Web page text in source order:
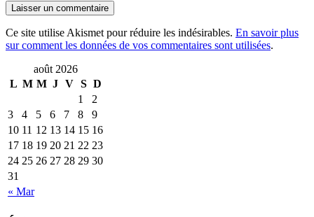
Ce site utilise Akismet pour réduire les indésirables. En savoir plus
sur comment les données de vos commentaires sont utilisées.
août 2026
L M M J V S D
« Mar
1
2
3
4 5 6 7 8
9
10 11 12 13 14 15 16
17 18 19 20 21 22 23
24 25 26 27 28 29 30
31